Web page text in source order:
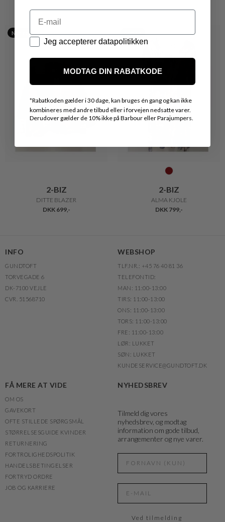
Nyhed
2-BIZ
DITTE BLAZER
DKK 699,-
2-BIZ
ALMA KJOLE
DKK 799,-
INFO
GUNDTOFT
TORVEGADE 6
DK-7100 VEJLE
CVR. 51568710
WEBSHOP
TLF.NR.: +45 76 40 81 36
TELEFONTID:
MAN: 11:00-13:00
TIRS: 11:00-13:00
ONS: 11:00-13:00
TORS: 11:00-13:00
FRE: 11:00-13:00
LØR: LUKKET
SØN: LUKKET
KUNDESERVICE@GUNDTOFT.DK
FÅ MERE AT VIDE
OM OS
GAVEKORT
OFTE STILLEDE SPØRGSMÅL
STØRRELSESGUIDE KVINDER
RETURNERING
FORTROLIGHEDSPOLITIK
HANDELSBETINGELSER
FORTRYD ORDRE
JOB OG KARRIERE
NYHEDSBREV
Tilmeld dig vores
nyhedsbrev, og modtag
information om gode tilbud,
arrangementer og nye varer.
Ved tilmelding
Email
Datapolitik
Jeg accepterer datapolitikken
MODTAG DIN RABATKODE
*Rabatkoden gælder i 30 dage, kan bruges én gang og kan ikke
kombineres med andre tilbud eller i forvejen nedsatte varer.
Derudover gælder de 10% ikke på Barbour eller Parajumpers.